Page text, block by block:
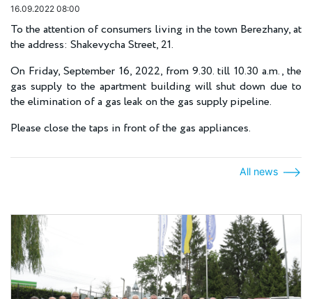
16.09.2022 08:00
To the attention of consumers living in the town Berezhany, at
the address: Shakevycha Street, 21.
On Friday, September 16, 2022, from 9.30. till 10.30 a.m., the
gas supply to the apartment building will shut down due to
the elimination of a gas leak on the gas supply pipeline.
Please close the taps in front of the gas appliances.
All news